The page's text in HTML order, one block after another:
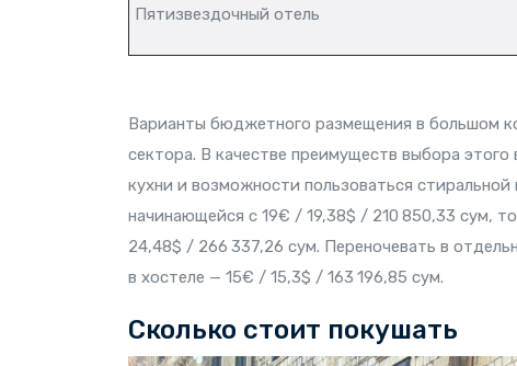
Пятизвездочный отель
Варианты бюджетного размещения в большом
сектора. В качестве преимуществ выбора
кухни и возможности пользоваться
начинающейся с 19€ / 19,38$ / 210 850,33 сум,
24,48$ / 266 337,26 сум. Переночевать в
в хостеле — 15€ / 15,3$ / 163 196,85 сум.
Сколько стоит покушать